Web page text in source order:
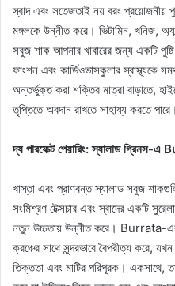
স্বাদ এবং সতেজতাই নয় বরং প্রয়োজনীয়
মঙ্গলকে উন্নীত করে। ভিটামিন, খনিজ,
সবুজ শাক আপনার খাবারের জন্য একটি
ফাংশন এবং কার্ডিওভাসকুলার স্বাস্থ্যকে
অন্তর্ভুক্ত করা শক্তির মাত্রা বাড়াতে,
তৃপ্তিতে অবদান রাখতে সাহায্য করতে পারে।
দ্য পারফেক্ট পেয়ারিং: স্যালাড গ্রিনস-
খাস্তা এবং প্রাণবন্ত স্যালাড সবুজ
সংমিশ্রণ টেক্সচার এবং স্বাদের একটি
নতুন উচ্চতায় উন্নীত করে। Burrata-
ক্রঞ্চের সাথে সুন্দরভাবে বৈপরীত্য করে,
তিক্ততা এবং মাটির পরিপূরক। একসাথে,